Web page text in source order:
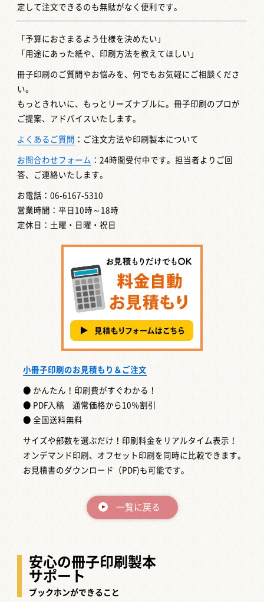
定して注文できるのも無駄がなく便利です。
「予算におさまるよう仕様を決めたい」
「用途にあった紙や、印刷方法を教えてほしい」
冊子印刷のご質問やお悩みを、何でもお気軽にご相談くださ
い。
もっときれいに、もっとリーズナブルに。冊子印刷のプロが
ご提案、アドバイスいたします。
よくあるご質問 ：ご注文方法や印刷製本について
お問合わせフォーム ：24時間受付中です。担当者よりご回
答、ご連絡いたします。
お電話：06-6167-5310
営業時間：平日10時～18時
定休日：土曜・日曜・祝日
小冊子印刷のお見積もり＆ご注文
● かんたん！印刷費がすぐわかる！
● PDF入稿 通常価格から10％割引
● 全国送料無料
サイズや部数を選ぶだけ！印刷料金をリアルタイム表示！
オンデマンド印刷、オフセット印刷を同時に比較できます。
お見積書のダウンロード（PDF)も可能です。
一覧に戻る
安心の冊子印刷製本
サポート
ブックホンができること